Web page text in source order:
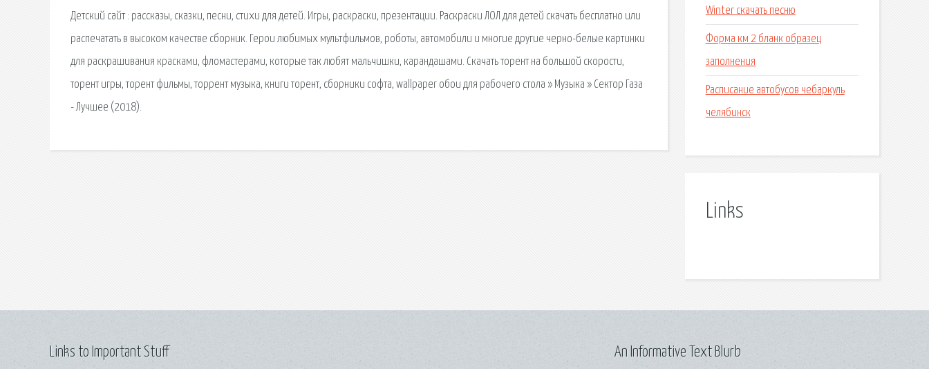
Детский сайт : рассказы, сказки, песни, стихи для детей. Игры, раскраски, презентации. Раскраски ЛОЛ для детей скачать бесплатно или
распечатать в высоком качестве сборник. Герои любимых мультфильмов, роботы, автомобили и многие другие черно-белые картинки
для раскрашивания красками, фломастерами, которые так любят мальчишки, карандашами. Скачать торент на большой скорости,
торент игры, торент фильмы, торрент музыка, книги торент, сборники софта, wallpaper обои для рабочего стола » Музыка » Сектор Газа
- Лучшее (2018).
Winter скачать песню
Форма км 2 бланк образец
заполнения
Расписание автобусов чебаркуль
челябинск
Links
Links to Important Stuff An Informative Text Blurb